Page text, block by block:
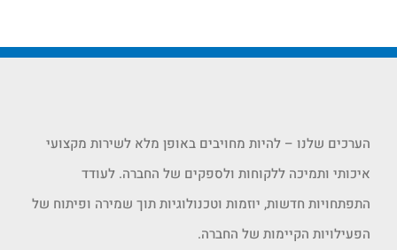
הערכים שלנו – להיות מחויבים באופן מלא לשירות מקצועי
איכותי ותמיכה ללקוחות ולספקים של החברה. לעודד
התפתחויות חדשות, יוזמות וטכנולוגיות תוך שמירה ופיתוח של
הפעילויות הקיימות של החברה.